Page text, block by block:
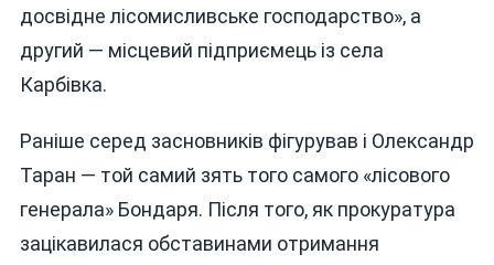
досвідне лісомисливське господарство», а
другий — місцевий підприємець із села
Карбівка.
Раніше серед засновників фігурував і Олександр
Таран — той самий зять того самого «лісового
генерала» Бондаря. Після того, як прокуратура
зацікавилася обставинами отримання